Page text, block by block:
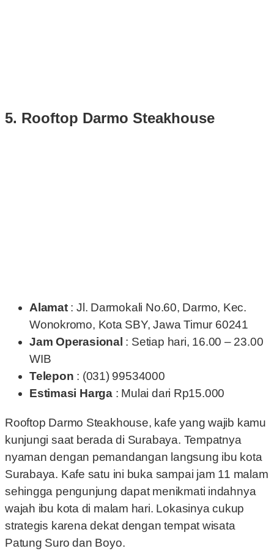
5. Rooftop Darmo Steakhouse
Alamat : Jl. Darmokali No.60, Darmo, Kec.
Wonokromo, Kota SBY, Jawa Timur 60241
Jam Operasional : Setiap hari, 16.00 – 23.00
WIB
Telepon : (031) 99534000
Estimasi Harga : Mulai dari Rp15.000
Rooftop Darmo Steakhouse, kafe yang wajib kamu
kunjungi saat berada di Surabaya. Tempatnya
nyaman dengan pemandangan langsung ibu kota
Surabaya. Kafe satu ini buka sampai jam 11 malam
sehingga pengunjung dapat menikmati indahnya
wajah ibu kota di malam hari. Lokasinya cukup
strategis karena dekat dengan tempat wisata
Patung Suro dan Boyo.